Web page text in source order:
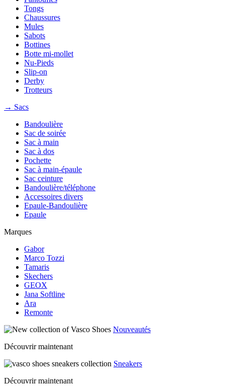
Tongs
Chaussures
Mules
Sabots
Bottines
Botte mi-mollet
Nu-Pieds
Slip-on
Derby
Trotteurs
→ Sacs
Bandoulière
Sac de soirée
Sac à main
Sac à dos
Pochette
Sac à main-épaule
Sac ceinture
Bandoulière/téléphone
Accessoires divers
Epaule-Bandoulière
Epaule
Marques
Gabor
Marco Tozzi
Tamaris
Skechers
GEOX
Jana Softline
Ara
Remonte
Nouveautés
Découvrir maintenant
Sneakers
Découvrir maintenant